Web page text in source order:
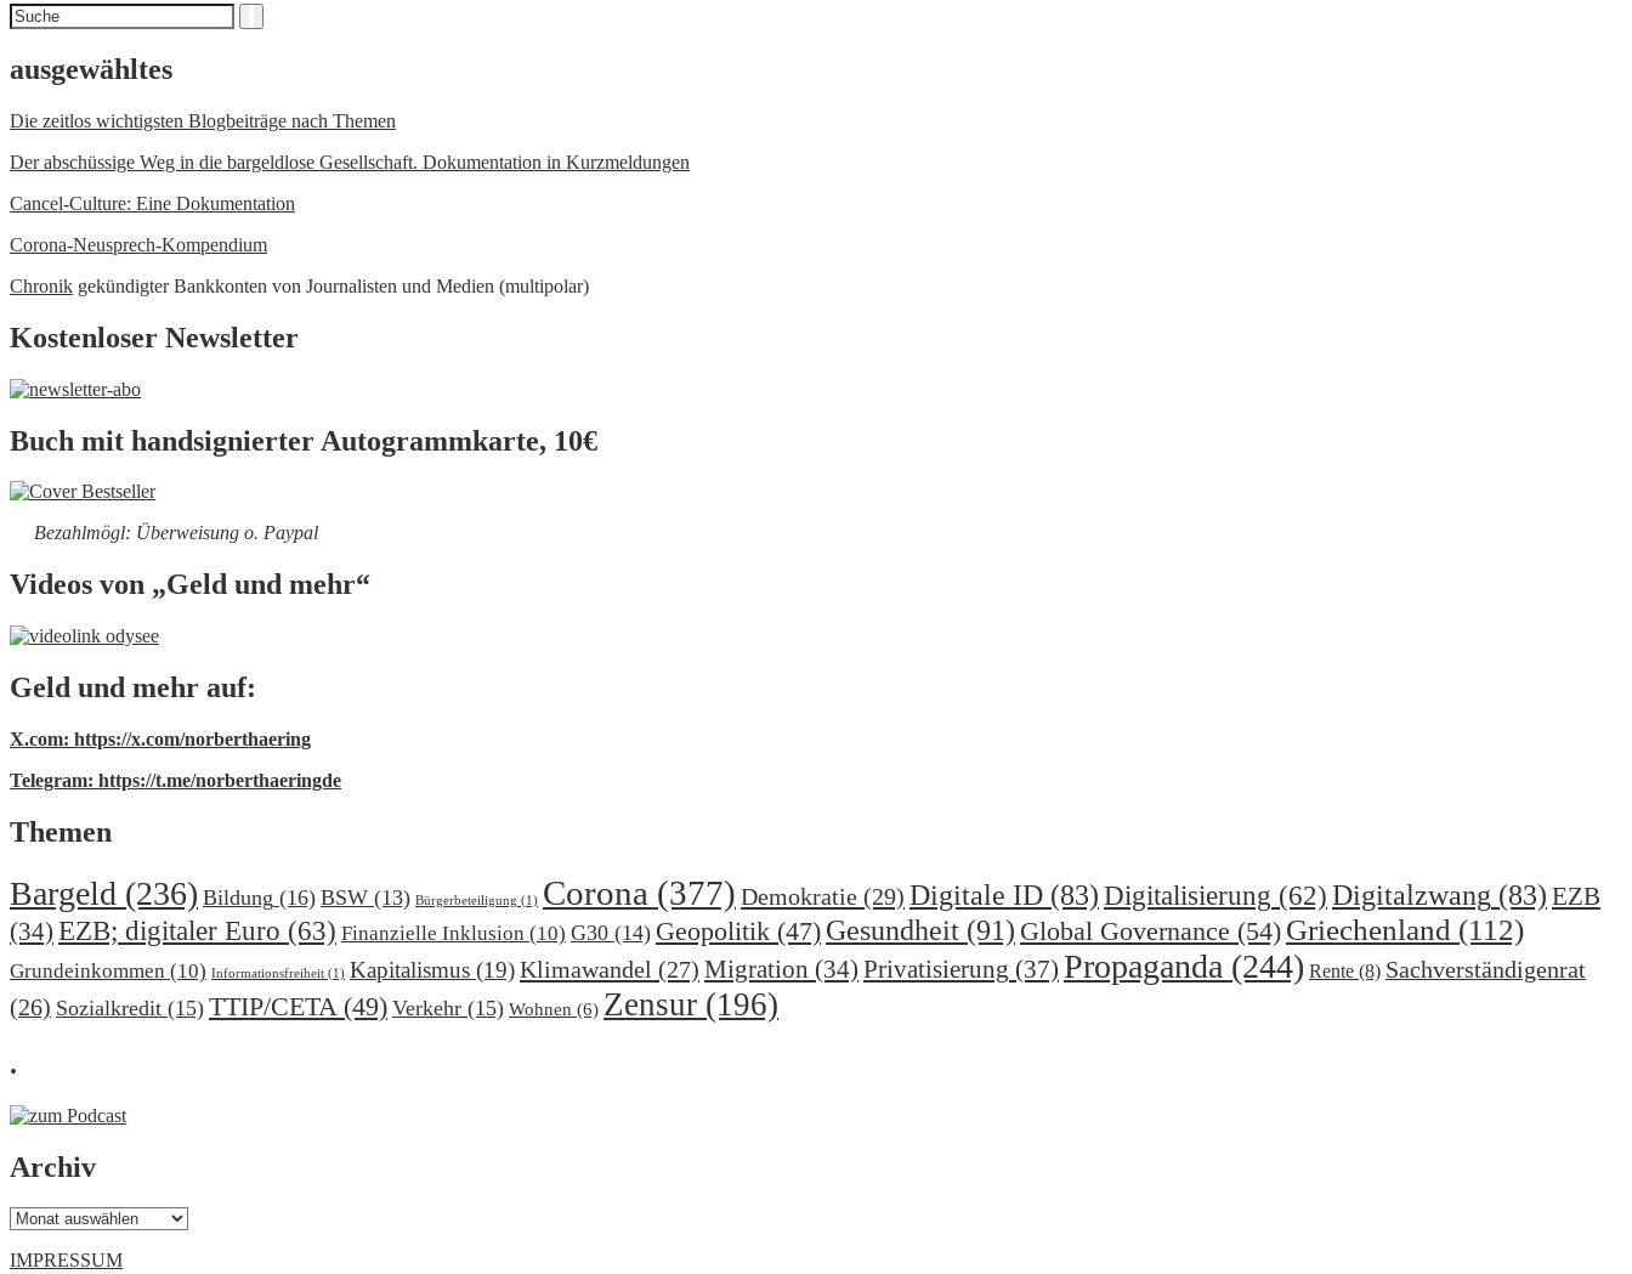
Suchen
nach
ausgewähltes
Die zeitlos wichtigsten Blogbeiträge nach Themen
Der abschüssige Weg in die bargeldlose Gesellschaft. Dokumentation in Kurzmeldungen
Cancel-Culture: Eine Dokumentation
Corona-Neusprech-Kompendium
Chronik gekündigter Bankkonten von Journalisten und Medien (multipolar)
Kostenloser Newsletter
Buch mit handsignierter Autogrammkarte, 10€
Bezahlmögl: Überweisung o. Paypal
Videos von „Geld und mehr“
Geld und mehr auf:
X.com: https://x.com/norberthaering
Telegram: https://t.me/norberthaeringde
Themen
Bargeld (236) Bildung (16) BSW (13) Bürgerbeteiligung (1) Corona (377) Demokratie (29) Digitale ID (83) Digitalisierung (62) Digitalzwang (83) EZB
(34) EZB; digitaler Euro (63) Finanzielle Inklusion (10) G30 (14) Geopolitik (47) Gesundheit (91) Global Governance (54) Griechenland (112)
Grundeinkommen (10) Informationsfreiheit (1) Kapitalismus (19)Klimawandel (27) Migration (34) Privatisierung (37) Propaganda (244) Rente (8) Sachverständigenrat
(26) Sozialkredit (15) TTIP/CETA (49) Verkehr (15) Wohnen (6) Zensur (196)
.
Archiv
Archiv
IMPRESSUM